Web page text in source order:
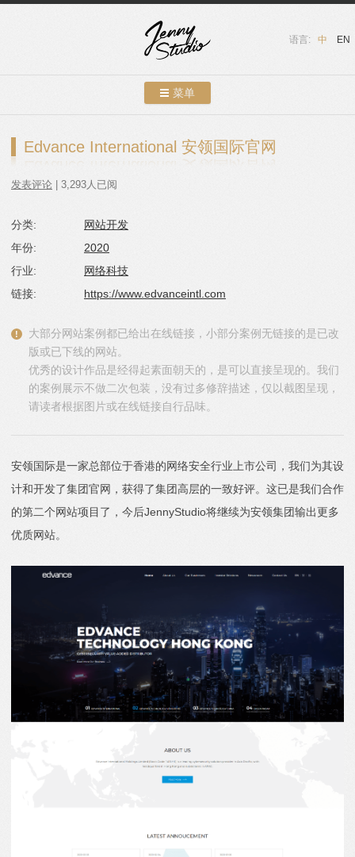
语言: 中 EN
菜单
跳转到内容
博客
Edvance International 安领国际官网
发表评论 | 3,293人已阅
分类:
网站开发
年份:
2020
行业:
网络科技
链接:
https://www.edvanceintl.com
大部分网站案例都已给出在线链接，小部分案例无链接的是已改
版或已下线的网站。
优秀的设计作品是经得起素面朝天的，是可以直接呈现的。我们
的案例展示不做二次包装，没有过多修辞描述，仅以截图呈现，
请读者根据图片或在线链接自行品味。
安领国际是一家总部位于香港的网络安全行业上市公司，我们为其设
计和开发了集团官网，获得了集团高层的一致好评。这已是我们合作
的第二个网站项目了，今后JennyStudio将继续为安领集团输出更多
优质网站。